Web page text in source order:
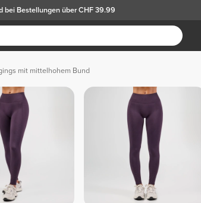
bei Bestellungen über CHF 39.99
mit mittelhohem Bund